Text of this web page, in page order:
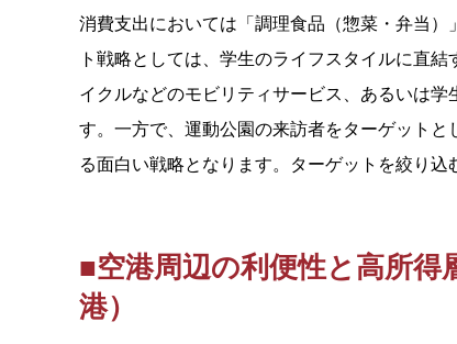
消費支出においては「調理食品（惣菜・弁当
ト戦略としては、学生のライフスタイルに直
イクルなどのモビリティサービス、あるいは
す。一方で、運動公園の来訪者をターゲット
る面白い戦略となります。ターゲットを絞り込
■空港周辺の利便性と高所
港）